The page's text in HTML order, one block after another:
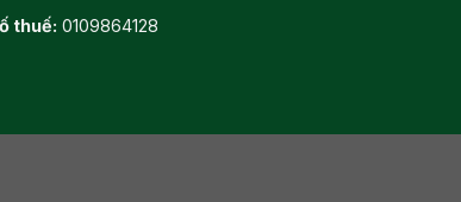
thuế: 0109864128